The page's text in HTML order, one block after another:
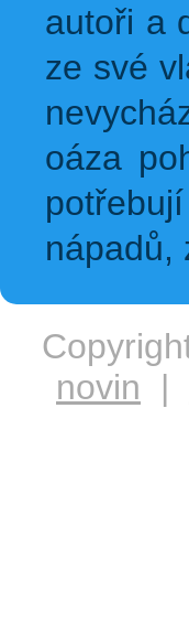
autoři a
ze své
oáza
nápadů,
novin |